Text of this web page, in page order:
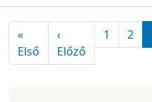
Oldalszámozás
«
Első Első oldal
‹
Előző Előző oldal
1 2